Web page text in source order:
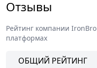
Отзывы
Рейтинг компании IronBro
платформах
ОБЩИЙ РЕЙТИНГ